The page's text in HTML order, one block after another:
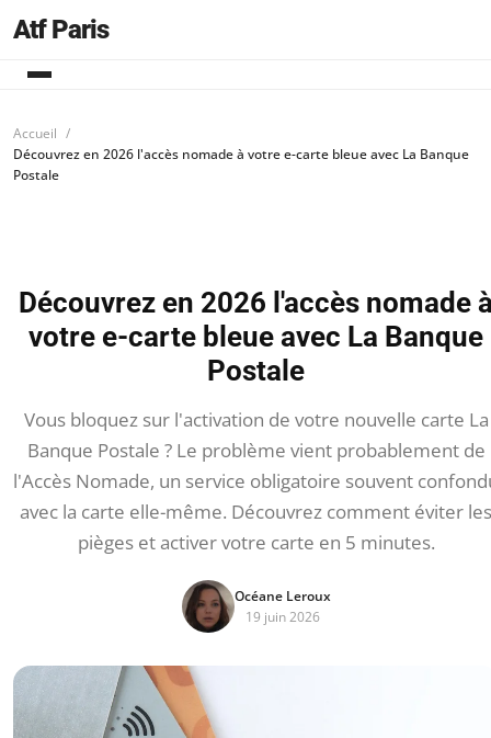
Atf Paris
Accueil
Découvrez en 2026 l'accès nomade à votre e-carte bleue avec La Banque
Postale
Découvrez en 2026 l'accès nomade
votre e-carte bleue avec La Banque
Postale
Vous bloquez sur l'activation de votre nouvelle carte La
Banque Postale ? Le problème vient probablement de
l'Accès Nomade, un service obligatoire souvent
avec la carte elle-même. Découvrez comment éviter les
pièges et activer votre carte en 5 minutes.
Océane Leroux
19 juin 2026